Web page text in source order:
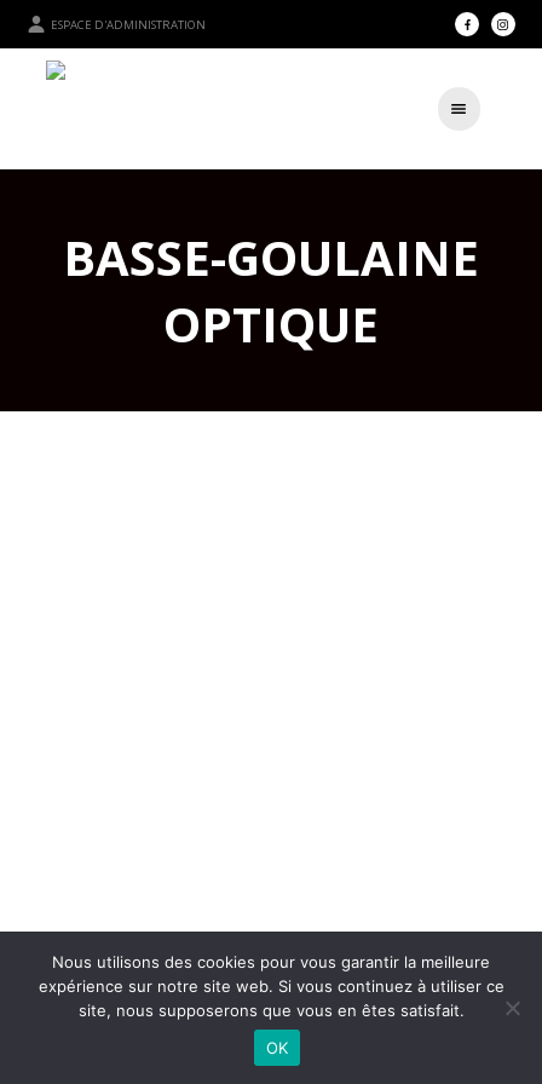
ESPACE D'ADMINISTRATION
BASSE-GOULAINE
OPTIQUE
2026 - Basket Club Basse-Goulaine | Site internet réalisé par
CONTACTEZ-NOUS | MENTIONS LÉGALES
Nous utilisons des cookies pour vous garantir la meilleure
expérience sur notre site web. Si vous continuez à utiliser ce
site, nous supposerons que vous en êtes satisfait.
OK